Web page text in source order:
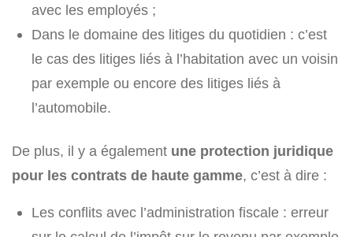
avec les employés ;
Dans le domaine des litiges du quotidien : c’est
le cas des litiges liés à l’habitation avec un voisin
par exemple ou encore des litiges liés à
l’automobile.
De plus, il y a également une protection juridique
pour les contrats de haute gamme, c’est à dire :
Les conflits avec l’administration fiscale : erreur